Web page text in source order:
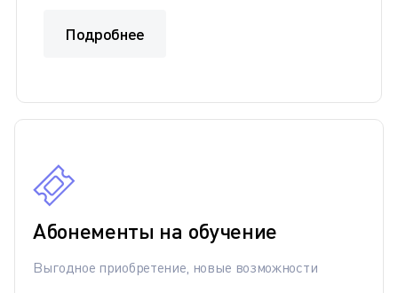
Подробнее
Абонементы на обучение
Выгодное приобретение, новые возможности